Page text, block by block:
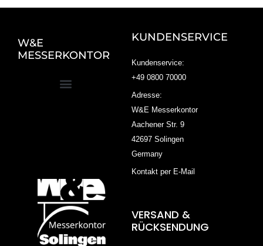
W&E
MESSERKONTOR
KUNDENSERVICE
Kundenservice:
+49 0800 70000
Adresse:
W&E Messerkontor
Aachener Str. 9
42697 Solingen
Germany
Kontakt per E-Mail
VERSAND &
RÜCKSENDUNG